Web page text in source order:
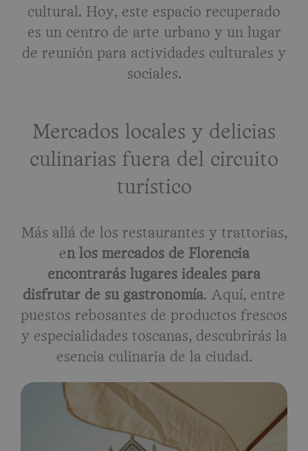
cultural. Hoy, este espacio recuperado
es un centro de arte urbano y un lugar
de reunión para actividades culturales y
sociales.
Mercados locales y delicias
culinarias fuera del circuito
turístico
Más allá de los restaurantes y trattorias,
en los mercados de Florencia
encontrarás lugares ideales para
disfrutar de su gastronomía. Aquí, entre
puestos rebosantes de productos frescos
y especialidades toscanas, descubrirás la
esencia culinaria de la ciudad.